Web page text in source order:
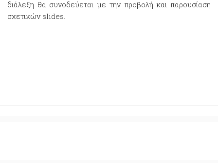
διάλεξη θα συνοδεύεται με την προβολή και παρουσίαση
σχετικών slides.